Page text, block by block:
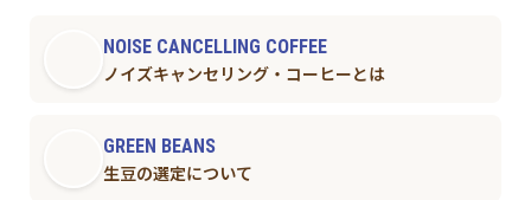
NOISE CANCELLING COFFEE
ノイズキャンセリング・コーヒーとは
GREEN BEANS
生豆の選定について